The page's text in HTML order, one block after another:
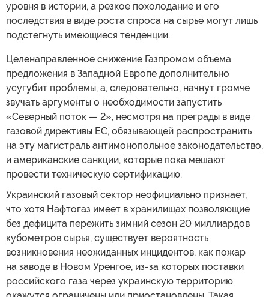
уровня в истории, а резкое похолодание и его
последствия в виде роста спроса на сырье могут лишь
подстегнуть имеющиеся тенденции.
Целенаправленное снижение Газпромом объема
предложения в Западной Европе дополнительно
усугубит проблемы, а, следовательно, начнут громче
звучать аргументы о необходимости запустить
«Северный поток — 2», несмотря на преграды в виде
газовой директивы ЕС, обязывающей распространить
на эту магистраль антимонопольное законодательство,
и американские санкции, которые пока мешают
провести техническую сертификацию.
Украинский газовый сектор неофициально признает,
что хотя Нафтогаз имеет в хранилищах позволяющие
без дефицита пережить зимний сезон 20 миллиардов
кубометров сырья, существует вероятность
возникновения неожиданных инцидентов, как пожар
на заводе в Новом Уренгое, из-за которых поставки
российского газа через украинскую территорию